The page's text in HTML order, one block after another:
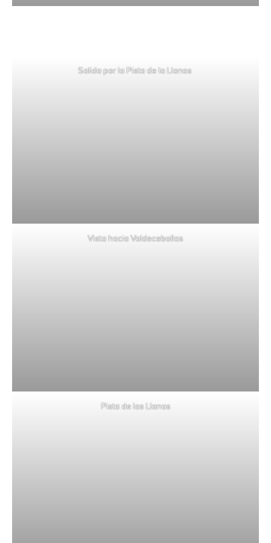
Salida por la Pista de la Llanas
Vista hacia Valdecebollas
Pista de las Llanas